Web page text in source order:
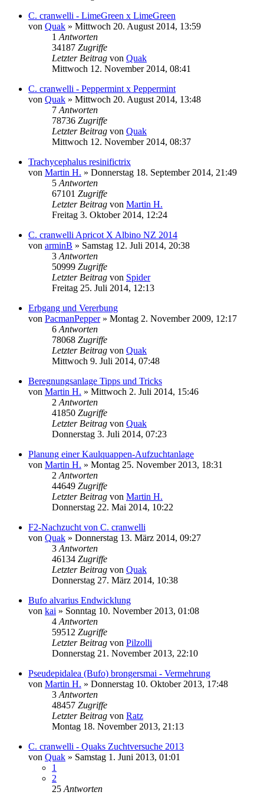
C. cranwelli - LimeGreen x LimeGreen
von Quak » Mittwoch 20. August 2014, 13:59
1 Antworten
34187 Zugriffe
Letzter Beitrag von Quak
Mittwoch 12. November 2014, 08:41
C. cranwelli - Peppermint x Peppermint
von Quak » Mittwoch 20. August 2014, 13:48
7 Antworten
78736 Zugriffe
Letzter Beitrag von Quak
Mittwoch 12. November 2014, 08:37
Trachycephalus resinifictrix
von Martin H. » Donnerstag 18. September 2014, 21:49
5 Antworten
67101 Zugriffe
Letzter Beitrag von Martin H.
Freitag 3. Oktober 2014, 12:24
C. cranwelli Apricot X Albino NZ 2014
von arminB » Samstag 12. Juli 2014, 20:38
3 Antworten
50999 Zugriffe
Letzter Beitrag von Spider
Freitag 25. Juli 2014, 12:13
Erbgang und Vererbung
von PacmanPepper» Montag 2. November 2009, 12:17
6 Antworten
78068 Zugriffe
Letzter Beitrag von Quak
Mittwoch 9. Juli 2014, 07:48
Beregnungsanlage Tipps und Tricks
von Martin H. » Mittwoch 2. Juli 2014, 15:46
2 Antworten
41850 Zugriffe
Letzter Beitrag von Quak
Donnerstag 3. Juli 2014, 07:23
Planung einer Kaulquappen-Aufzuchtanlage
von Martin H. » Montag 25. November 2013, 18:31
2 Antworten
44649 Zugriffe
Letzter Beitrag von Martin H.
Donnerstag 22. Mai 2014, 10:22
F2-Nachzucht von C. cranwelli
von Quak » Donnerstag 13. März 2014, 09:27
3 Antworten
46134 Zugriffe
Letzter Beitrag von Quak
Donnerstag 27. März 2014, 10:38
Bufo alvarius Endwicklung
von kai » Sonntag 10. November 2013, 01:08
4 Antworten
59512 Zugriffe
Letzter Beitrag von Pilzolli
Donnerstag 21. November 2013, 22:10
Pseudepidalea (Bufo) brongersmai - Vermehrung
von Martin H. » Donnerstag 10. Oktober 2013, 17:48
3 Antworten
48457 Zugriffe
Letzter Beitrag von Ratz
Montag 18. November 2013, 21:13
C. cranwelli - Quaks Zuchtversuche 2013
von Quak » Samstag 1. Juni 2013, 01:01
1
2
25 Antworten